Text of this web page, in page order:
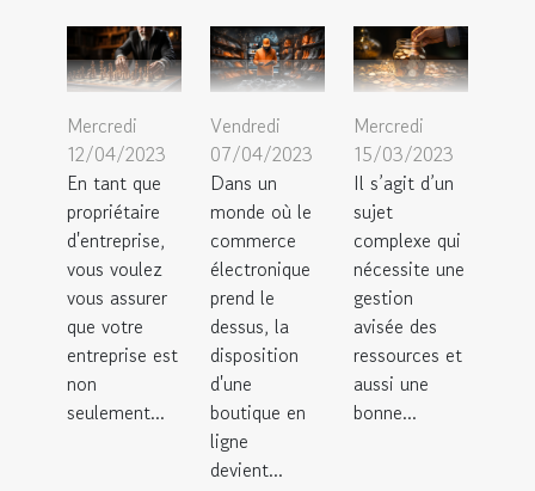
Mercredi
12/04/2023
En tant que
propriétaire
d'entreprise,
vous voulez
vous assurer
que votre
entreprise est
non
seulement...
Vendredi
07/04/2023
Dans un
monde où le
commerce
électronique
prend le
dessus, la
disposition
d'une
boutique en
ligne
devient...
Mercredi
15/03/2023
Il s’agit d’un
sujet
complexe qui
nécessite une
gestion
avisée des
ressources et
aussi une
bonne...